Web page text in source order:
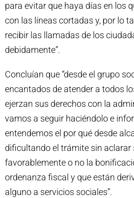
para evitar que haya días en los
con las líneas cortadas y, por lo
recibir las llamadas de los
debidamente”.
Concluían que “desde el grupo
encantados de atender a todos
ejerzan sus derechos con la
vamos a seguir haciéndolo e
entendemos el por qué desde
dificultando el trámite sin aclarar
favorablemente o no la
ordenanza fiscal y que están
alguno a servicios sociales”.